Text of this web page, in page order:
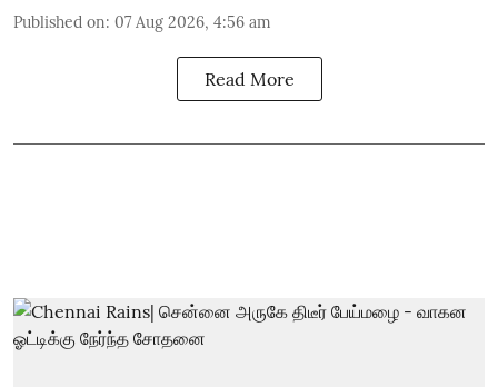
Published on: 07 Aug 2026, 4:56 am
Read More